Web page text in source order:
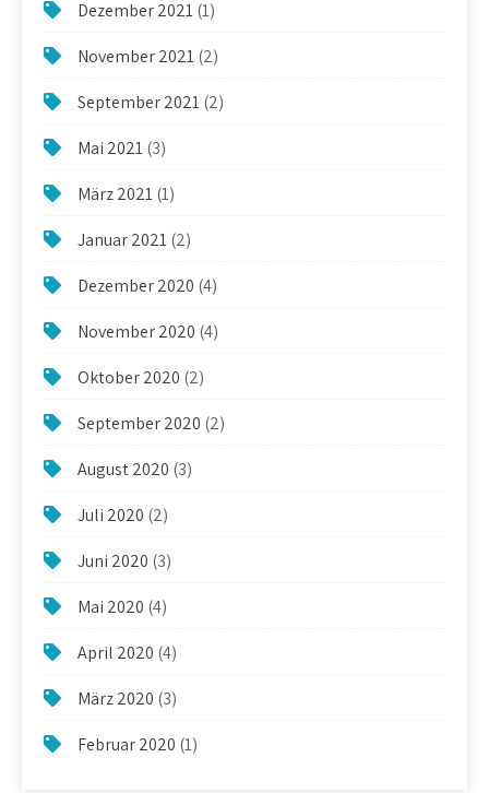
Dezember 2021(1)
November 2021(2)
September 2021(2)
Mai 2021(3)
März 2021(1)
Januar 2021(2)
Dezember 2020 (4)
November 2020 (4)
Oktober 2020 (2)
September 2020 (2)
August 2020 (3)
Juli 2020 (2)
Juni 2020 (3)
Mai 2020 (4)
April 2020 (4)
März 2020 (3)
Februar 2020 (1)